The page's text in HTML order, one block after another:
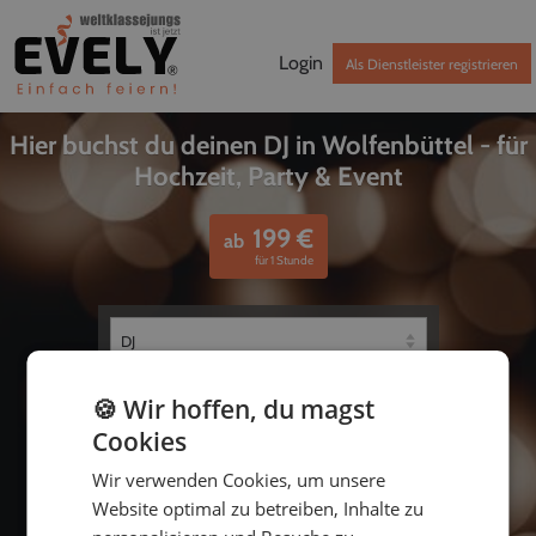
Login Als Dienstleister registrieren
Hier buchst du deinen DJ in Wolfenbüttel - für
Hochzeit, Party & Event
ab 199€
für 1 Stunde
bis
🍪 Wir hoffen, du magst
Cookies
Wir verwenden Cookies, um unsere
Website optimal zu betreiben, Inhalte zu